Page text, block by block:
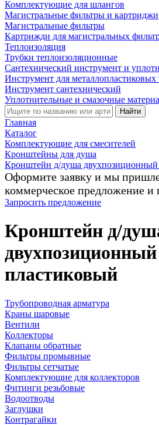
Комплектующие для шлангов
Магистральные фильтры и картриджи
Магистральные фильтры
Картрижди для магистральных
Теплоизоляция
Трубки теплоизоляционные
Сантехнический инструмент и
Инструмент для металлопластиковых
Инструмент сантехнический
Уплотнительные и смазочные
Найти
Главная
Каталог
Комплектующие для смесителей
Кронштейны для душа
Кронштейн д/душа двухпозиционный
Оформите заявку и мы
коммерческое предложение и
Запросить предложение
Кронштейн д/
двухпозиционный
пластиковый
Трубопроводная арматура
Краны шаровые
Вентили
Коллекторы
Клапаны обратные
Фильтры промывные
Фильтры сетчатые
Комплектующие для коллекторов
Фитинги резьбовые
Водоотводы
Заглушки
Контрагайки